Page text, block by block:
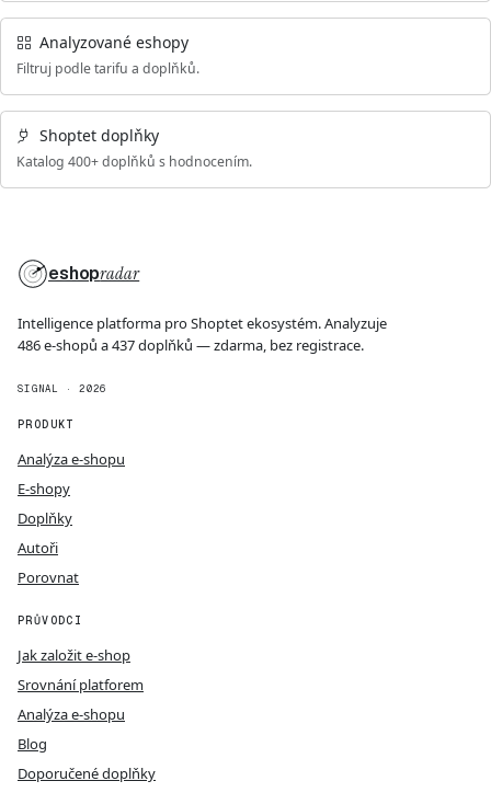
Analyzované eshopy
Filtruj podle tarifu a doplňků.
Shoptet doplňky
Katalog 400+ doplňků s hodnocením.
eshopradar
Intelligence platforma pro Shoptet ekosystém. Analyzuje
486 e-shopů a 437 doplňků — zdarma, bez registrace.
SIGNAL · 2026
PRODUKT
Analýza e-shopu
E-shopy
Doplňky
Autoři
Porovnat
PRŮVODCI
Jak založit e-shop
Srovnání platforem
Analýza e-shopu
Blog
Doporučené doplňky